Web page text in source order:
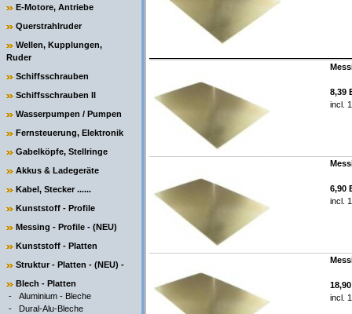
E-Motore, Antriebe
Querstrahlruder
Wellen, Kupplungen,
Ruder
Schiffsschrauben
Schiffsschrauben II
Wasserpumpen / Pumpen
Fernsteuerung, Elektronik
Gabelköpfe, Stellringe
Akkus & Ladegeräte
Kabel, Stecker ......
Kunststoff - Profile
Messing - Profile - (NEU)
Kunststoff - Platten
Struktur - Platten - (NEU) -
Blech - Platten
- Aluminium - Bleche
- Dural-Alu-Bleche
8,39
incl.
6,90
incl.
incl.